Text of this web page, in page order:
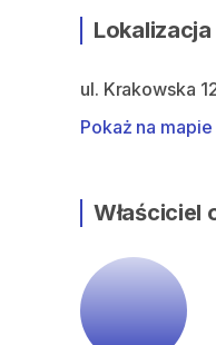
Lokalizacja
ul. Krakowska
Pokaż na mapie
Właściciel